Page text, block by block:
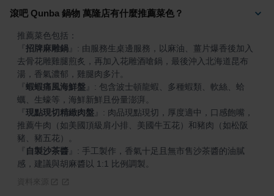
滾吧 Qunba 鍋物 萬隆店有什麼推薦菜色？
招牌麻雕鍋
: 由服務生桌邊服務，以麻油、薑片爆香後加入
去骨花雕雞腿煎炙，再加入花雕酒嗆鍋，最後沖入北海道昆布
蝦蝦痛風海鮮盤
: 包含波士頓龍蝦、多種蝦類、軟絲、蛤
現點現切精緻肉盤
: 肉品現點現切，厚度適中，口感飽嘴，
推薦牛肉（如美國頂級肩小排、美國牛五花）和豬肉（如松阪
自製沙茶醬
: 手工製作，香氣十足且無市售沙茶醬的油膩
感，建議與胡麻醬以 1:1 比例調製。